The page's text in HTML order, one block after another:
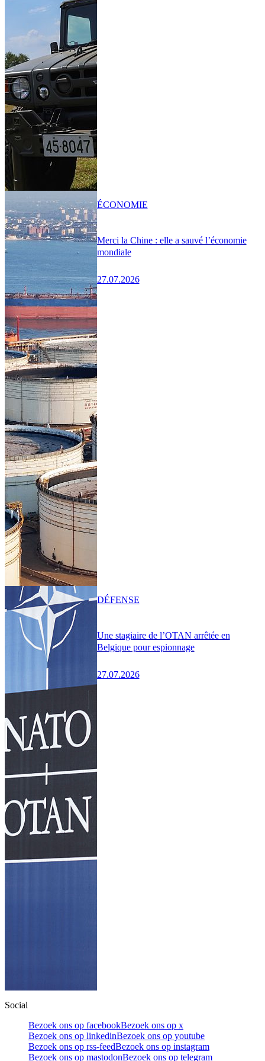
Merci la Chine : elle a sauvé l’économie
mondiale
27.07.2026
ÉCONOMIE
Une stagiaire de l’OTAN arrêtée en
Belgique pour espionnage
27.07.2026
DÉFENSE
Social
Bezoek ons op facebookBezoek ons op x
Bezoek ons op linkedinBezoek ons op youtube
Bezoek ons op rss-feedBezoek ons op instagram
Bezoek ons op mastodonBezoek ons op telegram